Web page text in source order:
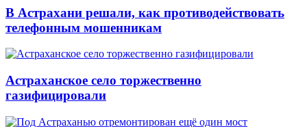
В Астрахани решали, как противодействовать
телефонным мошенникам
Астраханское село торжественно
газифицировали